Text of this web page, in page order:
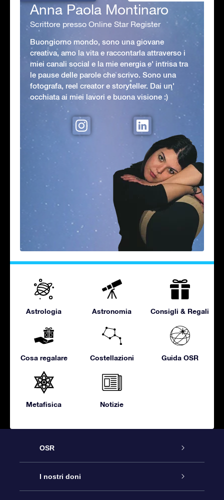
Anna Paola Montinaro
Scrittore presso Online Star Register
Buongiorno mondo, sono una giovane
creativa, amo la vita e raccontarla attraverso i
miei canali social e la mie energia e' intrisa tra
le pause delle parole che scrivo. Sono una
fotografa, reel creator e storyteller. Dai un'
occhiata ai miei lavori e buona visione :)
Astrologia Astronomia Consigli & Regali
Cosa regalare Costellazioni Guida OSR
Metafisica Notizie
OSR
Assistenza
I nostri doni